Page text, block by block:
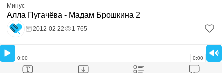
Минус
Алла Пугачёва - Мадам Брошкина 2
2012-02-22 1 765
0:00 0:00
Алла Пугачёва - Мадам Брошкина 2
Скачали: 355
Размер файла:
Расширение файла:mp3
Скачать минус